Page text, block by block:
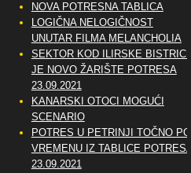
NOVA POTRESNA TABLICA
LOGIČNA NELOGIČNOST
UNUTAR FILMA MELANCHOLIA
SEKTOR KOD ILIRSKE BISTRICE
JE NOVO ŽARIŠTE POTRESA
23.09.2021
KANARSKI OTOCI MOGUĆI
SCENARIO
POTRES U PETRINJI TOČNO PO
VREMENU IZ TABLICE POTRESA
23.09.2021